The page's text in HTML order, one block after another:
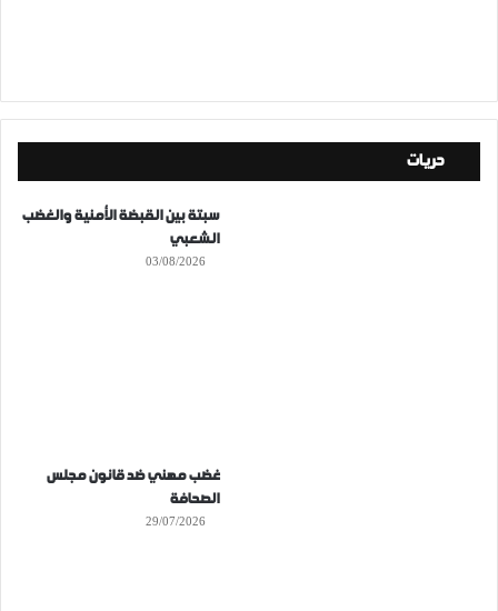
حريات
سبتة بين القبضة الأمنية والغضب
الشعبي
03/08/2026
غضب مهني ضد قانون مجلس
الصحافة
29/07/2026